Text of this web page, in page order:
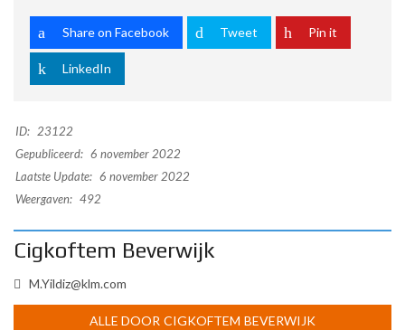
Share on Facebook Tweet Pin it
LinkedIn
ID: 23122
Gepubliceerd: 6 november 2022
Laatste Update: 6 november 2022
Weergaven: 492
Cigkoftem Beverwijk
M.Yildiz@klm.com
ALLE DOOR CIGKOFTEM BEVERWIJK